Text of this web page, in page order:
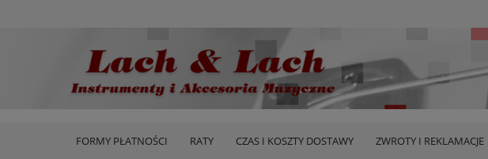
FORMY PŁATNOŚCI RATY CZAS I KOSZTY DOSTAWY ZWROTY I REKLAMACJE